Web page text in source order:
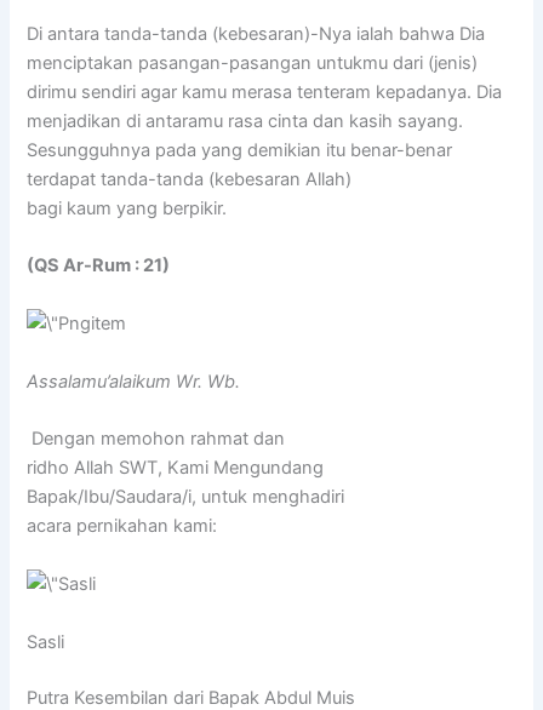
Di antara tanda-tanda (kebesaran)-Nya ialah bahwa Dia
menciptakan pasangan-pasangan untukmu dari (jenis)
dirimu sendiri agar kamu merasa tenteram kepadanya. Dia
menjadikan di antaramu rasa cinta dan kasih sayang.
Sesungguhnya pada yang demikian itu benar-benar
terdapat tanda-tanda (kebesaran Allah)
bagi kaum yang berpikir.
(QS Ar-Rum : 21)
Assalamu’alaikum Wr. Wb.
Dengan memohon rahmat dan
ridho Allah SWT, Kami Mengundang
Bapak/Ibu/Saudara/i, untuk menghadiri
acara pernikahan kami:
Sasli
Putra Kesembilan dari Bapak Abdul Muis